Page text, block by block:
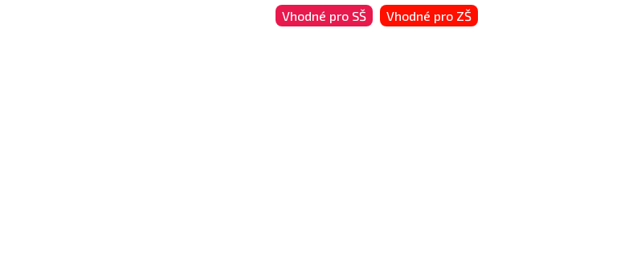
Vhodné pro SŠ Vhodné pro ZŠ